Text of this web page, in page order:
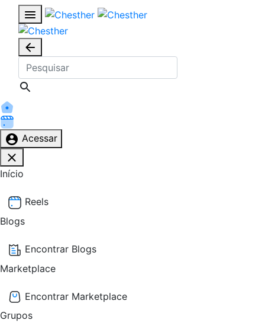
Acessar
Início
Reels
Blogs
Encontrar Blogs
Marketplace
Encontrar Marketplace
Grupos